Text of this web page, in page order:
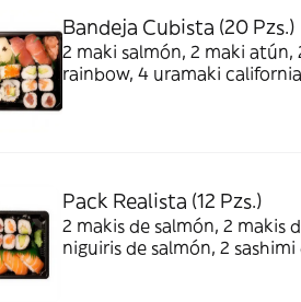
Bandeja Cubista (20 Pzs.)
2 maki salmón, 2 maki
rainbow, 4 uramaki
Pack Realista (12 Pzs.)
2 makis de salmón, 2 makis
niguiris de salmón, 2